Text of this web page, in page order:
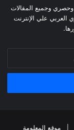
وجميع المقالات
العربي علي الإنترنت
موقع المعلومة